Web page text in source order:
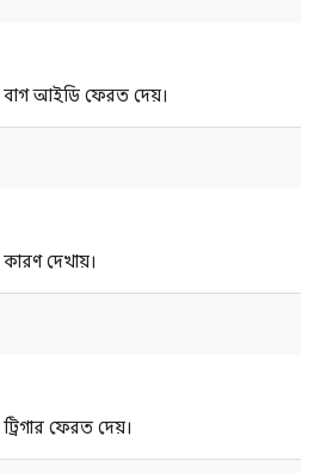
বাগ আইডি ফেরত দেয়।
কারণ দেখায়।
ফেরত দেয়।